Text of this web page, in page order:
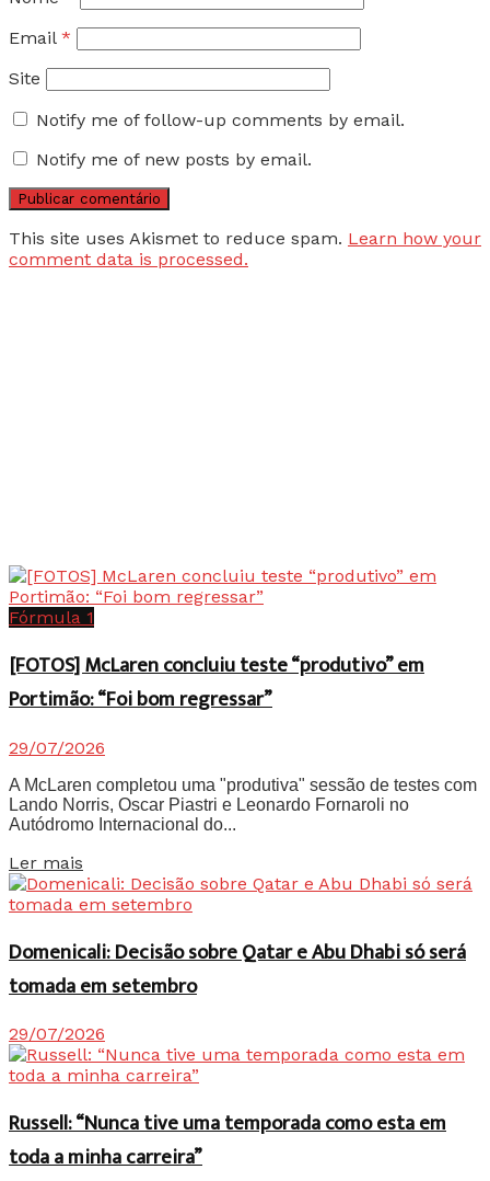
Email *
Site
Notify me of follow-up comments by email.
Notify me of new posts by email.
This site uses Akismet to reduce spam. Learn how your
comment data is processed.
Fórmula 1
[FOTOS] McLaren concluiu teste “produtivo” em
Portimão: “Foi bom regressar”
29/07/2026
A McLaren completou uma "produtiva" sessão de testes com
Lando Norris, Oscar Piastri e Leonardo Fornaroli no
Autódromo Internacional do...
Ler mais
Domenicali: Decisão sobre Qatar e Abu Dhabi só será
tomada em setembro
29/07/2026
Russell: “Nunca tive uma temporada como esta em
toda a minha carreira”